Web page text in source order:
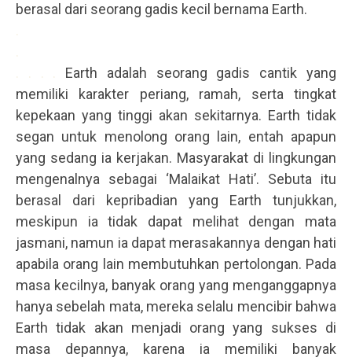
berasal dari seorang gadis kecil bernama Earth.
.
.
. . . .
Earth adalah seorang gadis cantik yang
memiliki karakter periang, ramah, serta tingkat
kepekaan yang tinggi akan sekitarnya. Earth tidak
segan untuk menolong orang lain, entah apapun
yang sedang ia kerjakan. Masyarakat di lingkungan
mengenalnya sebagai ‘Malaikat Hati’. Sebuta itu
berasal dari kepribadian yang Earth tunjukkan,
meskipun ia tidak dapat melihat dengan mata
jasmani, namun ia dapat merasakannya dengan hati
apabila orang lain membutuhkan pertolongan. Pada
masa kecilnya, banyak orang yang menganggapnya
hanya sebelah mata, mereka selalu mencibir bahwa
Earth tidak akan menjadi orang yang sukses di
masa depannya, karena ia memiliki banyak